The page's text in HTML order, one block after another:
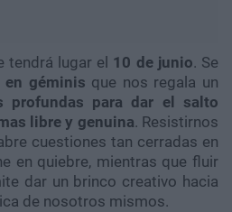
tendrá lugar el 10 de junio. Se
en géminis que nos regala un
profundas para dar el salto
libre y genuina. Resistirnos
cuestiones tan cerradas en
en quiebre, mientras que fluir
dar un brinco creativo hacia
de nosotros mismos.